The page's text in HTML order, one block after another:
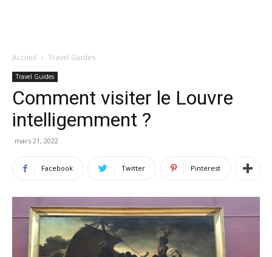
Accueil Travel Guides
Travel Guides
Comment visiter le Louvre
intelligemment ?
mars 21, 2022
Facebook Twitter Pinterest